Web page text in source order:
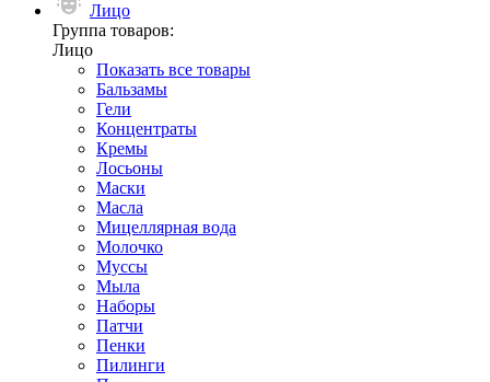
Лицо
Группа товаров:
Лицо
Показать все товары
Бальзамы
Гели
Концентраты
Кремы
Лосьоны
Маски
Масла
Мицеллярная вода
Молочко
Муссы
Мыла
Наборы
Патчи
Пенки
Пилинги